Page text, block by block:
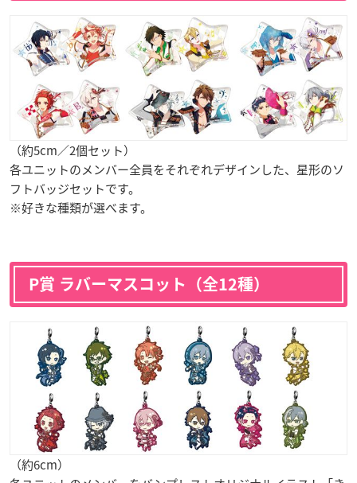
（約5cm／2個セット）
各ユニットのメンバー全員をそれぞれデザインした、星形のソ
フトバッジセットです。
※好きな種類が選べます。
P賞 ラバーマスコット（全12種）
（約6cm）